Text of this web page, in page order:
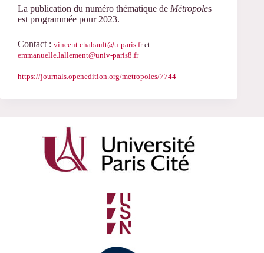
La publication du numéro thématique de Métropoles
est programmée pour 2023.
Contact : vincent.chabault@u-paris.fret
emmanuelle.lallement@univ-paris8.fr
https://journals.openedition.org/metropoles/7744